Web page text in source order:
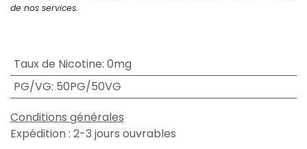
de nos services.
Taux de Nicotine: 0mg
PG/VG: 50PG/50VG
Conditions générales
Expédition : 2-3 jours ouvrables